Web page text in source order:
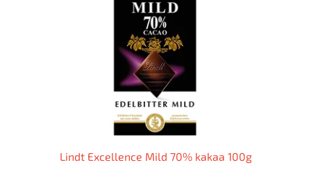
Lindt Excellence Mild 70% kakaa 100g